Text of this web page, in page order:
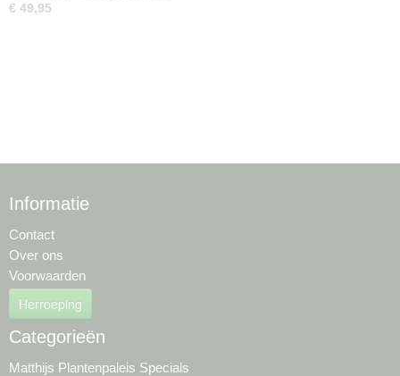
€ 49,95
Informatie
Contact
Over ons
Voorwaarden
Herroeping
Categorieën
Matthijs Plantenpaleis Specials